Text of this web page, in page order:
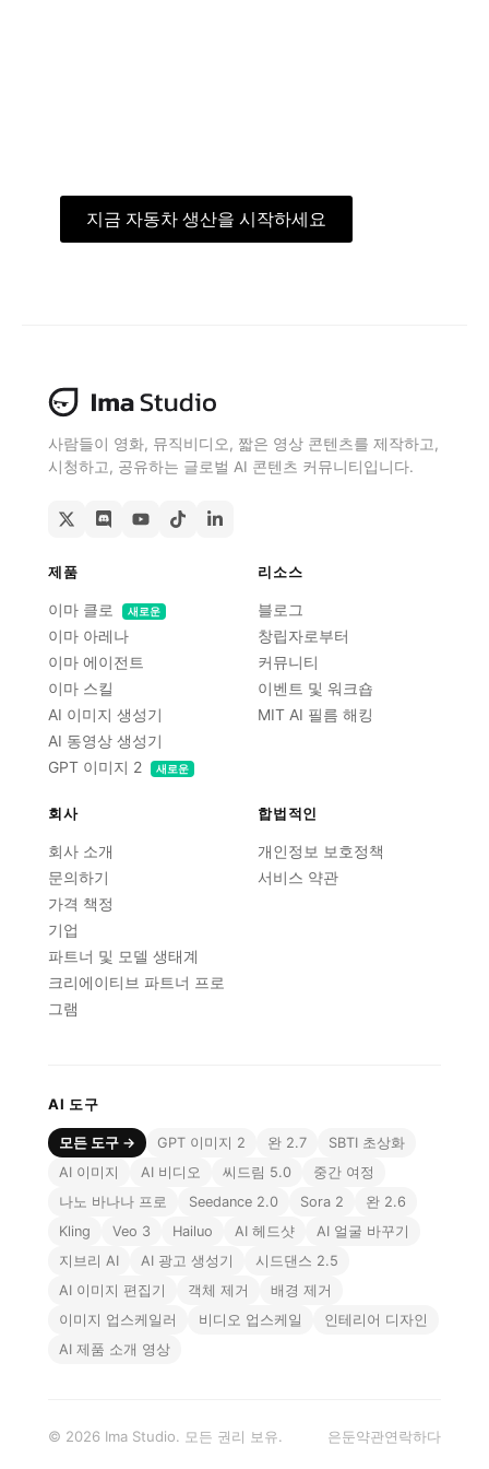
지금 자동차 생산을 시작하세요
사람들이 영화, 뮤직비디오, 짧은 영상 콘텐츠를 제작하고,
시청하고, 공유하는 글로벌 AI 콘텐츠 커뮤니티입니다.
제품
이마 클로 새로운
이마 아레나
이마 에이전트
이마 스킬
AI 이미지 생성기
AI 동영상 생성기
GPT 이미지 2
새로운
리소스
블로그
창립자로부터
커뮤니티
이벤트 및 워크숍
MIT AI 필름 해킹
회사
회사 소개
문의하기
가격 책정
기업
파트너 및 모델 생태계
크리에이티브 파트너 프로
그램
합법적인
개인정보 보호정책
서비스 약관
AI 도구
모든 도구 → GPT 이미지 2 완 2.7
SBTI 초상화
AI 이미지
AI 비디오 씨드림 5.0
중간 여정
나노 바나나 프로
Seedance 2.0 Sora 2
완 2.6
Kling
Veo 3 Hailuo AI 헤드샷
AI 얼굴 바꾸기
지브리 AI
AI 광고 생성기
시드댄스 2.5
AI 이미지 편집기
객체 제거
배경 제거
이미지 업스케일러
비디오 업스케일
인테리어 디자인
AI 제품 소개 영상
© 2026 Ima Studio. 모든 권리 보유. 은둔약관연락하다